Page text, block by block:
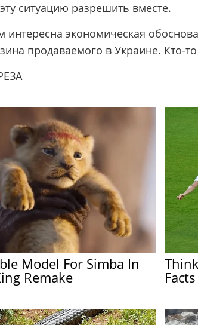
ситуацию разрешить вместе.
интересна экономическая
продаваемого в Украине. Кто-
Model For Simba In
Remake